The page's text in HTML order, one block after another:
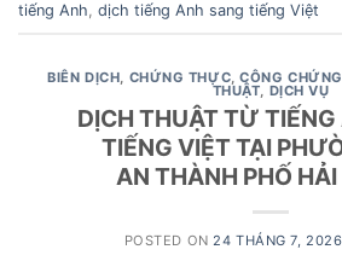
tiếng Anh, dịch tiếng Anh sang tiếng Việt
BIÊN DỊCH CHỨNG THỰC ,CÔNG CHỨNG
THUẬT DỊCH VỤ
DỊCH THUẬT TỪ
TIẾNG VIỆT TẠI
AN THÀNH PHỐ HẢI
POSTED ON24 THÁNG 7, 2026